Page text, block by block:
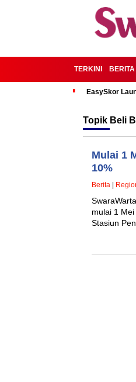
TERKINI BERITA
EasySkor
Topik Beli
Mulai 1
10%
Berita
mulai 1
Stasiun